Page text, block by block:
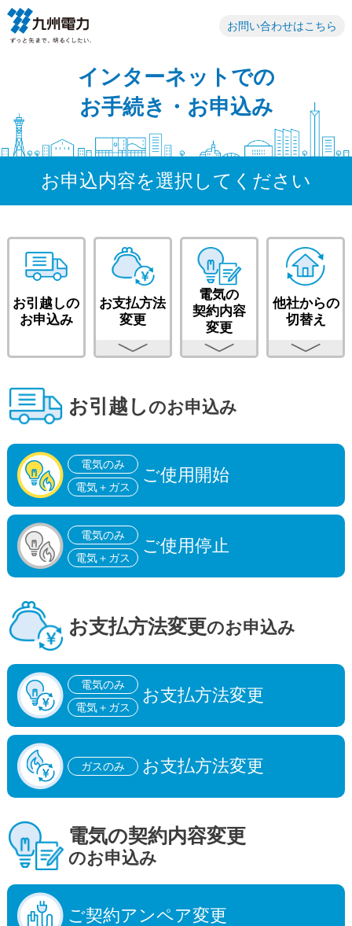
お問い合わせはこちら
インターネットでの
お手続き・お申込み
お申込内容を選択してください
お引越しの
お申込み
お支払方法
変更
電気の
契約内容
変更
他社からの
切替え
お引越し のお申込み
電気のみ
電気＋ガス
ご使用開始
電気のみ
電気＋ガス
ご使用停止
お支払方法変更のお申込み
電気のみ
電気＋ガス
お支払方法変更
ガスのみ お支払方法変更
電気の契約内容変更
のお申込み
ご契約アンペア変更